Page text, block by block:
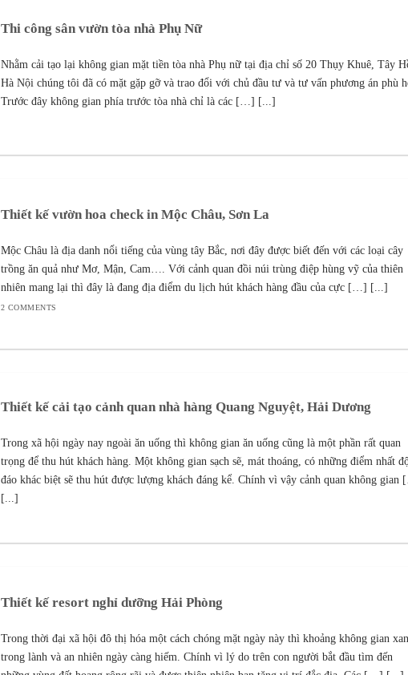
Thi công sân vườn tòa nhà Phụ Nữ
Nhằm cải tạo lại không gian mặt tiền tòa nhà Phụ nữ tại địa chỉ số 20 Thụy Khuê, Tây
Hà Nội chúng tôi đã có mặt gặp gỡ và trao đổi với chủ đầu tư và tư vấn phương án phù
Trước đây không gian phía trước tòa nhà chỉ là các […] [...]
Thiết kế vườn hoa check in Mộc Châu, Sơn La
Mộc Châu là địa danh nổi tiếng của vùng tây Bắc, nơi đây được biết đến với các loại cây
trồng ăn quả như Mơ, Mận, Cam…. Với cảnh quan đồi núi trùng điệp hùng vỹ của thiên
nhiên mang lại thì đây là đang địa điểm du lịch hút khách hàng đầu của cực […] [...]
2 COMMENTS
Thiết kế cải tạo cảnh quan nhà hàng Quang Nguyệt, Hải Dương
Trong xã hội ngày nay ngoài ăn uống thì không gian ăn uống cũng là một phần rất quan
trọng để thu hút khách hàng. Một không gian sạch sẽ, mát thoáng, có những điểm nhất
đáo khác biệt sẽ thu hút được lượng khách đáng kể. Chính vì vậy cảnh quan không
[...]
Thiết kế resort nghỉ dưỡng Hải Phòng
Trong thời đại xã hội đô thị hóa một cách chóng mặt ngày này thì khoảng không gian
trong lành và an nhiên ngày càng hiếm. Chính vì lý do trên con người bắt đầu tìm đến